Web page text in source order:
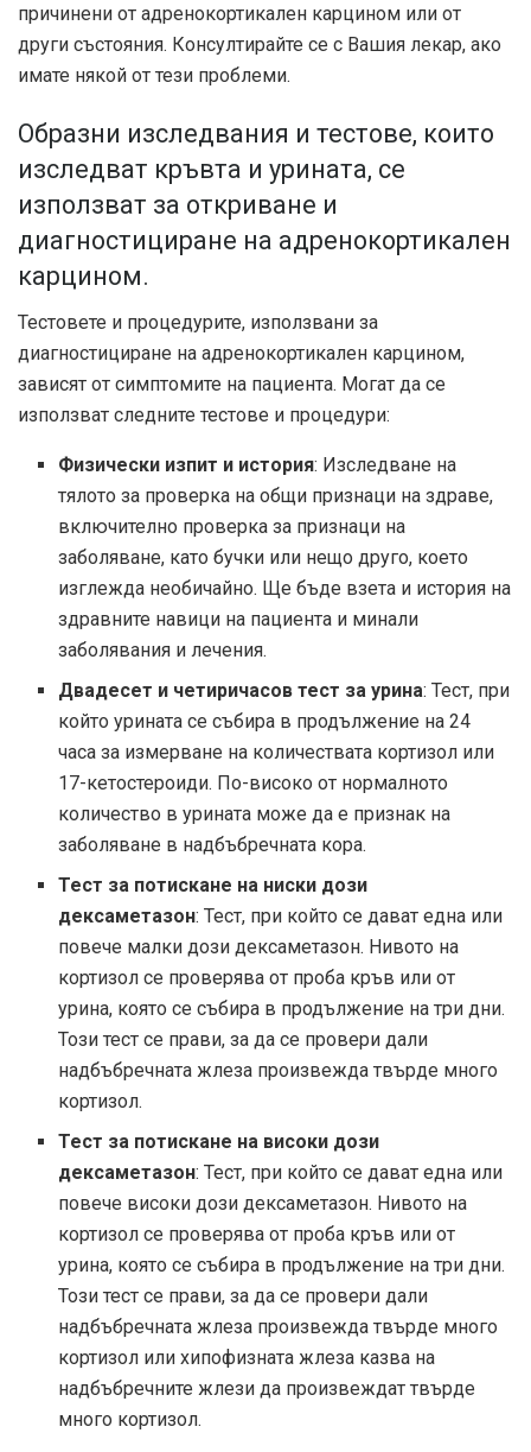
причинени от адренокортикален карцином или от
други състояния. Консултирайте се с Вашия лекар, ако
имате някой от тези проблеми.
Образни изследвания и тестове, които
изследват кръвта и урината, се
използват за откриване и
диагностициране на адренокортикален
карцином.
Тестовете и процедурите, използвани за
диагностициране на адренокортикален карцином,
зависят от симптомите на пациента. Могат да се
използват следните тестове и процедури:
Физически изпит и история: Изследване на
тялото за проверка на общи признаци на здраве,
включително проверка за признаци на
заболяване, като бучки или нещо друго, което
изглежда необичайно. Ще бъде взета и история на
здравните навици на пациента и минали
заболявания и лечения.
Двадесет и четиричасов тест за урина: Тест, при
който урината се събира в продължение на 24
часа за измерване на количествата кортизол или
17-кетостероиди. По-високо от нормалното
количество в урината може да е признак на
заболяване в надбъбречната кора.
Тест за потискане на ниски дози
дексаметазон: Тест, при който се дават една или
повече малки дози дексаметазон. Нивото на
кортизол се проверява от проба кръв или от
урина, която се събира в продължение на три дни.
Този тест се прави, за да се провери дали
надбъбречната жлеза произвежда твърде много
кортизол.
Тест за потискане на високи дози
дексаметазон: Тест, при който се дават една или
повече високи дози дексаметазон. Нивото на
кортизол се проверява от проба кръв или от
урина, която се събира в продължение на три дни.
Този тест се прави, за да се провери дали
надбъбречната жлеза произвежда твърде много
кортизол или хипофизната жлеза казва на
надбъбречните жлези да произвеждат твърде
много кортизол.